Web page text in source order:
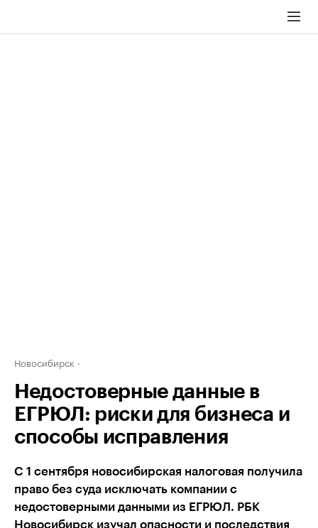
Новосибирск
Недостоверные данные в
ЕГРЮЛ: риски для бизнеса и
способы исправления
С 1 сентября новосибирская налоговая получила
право без суда исключать компании с
недостоверными данными из ЕГРЮЛ. РБК
Новосибирск изучал опасности и последствия